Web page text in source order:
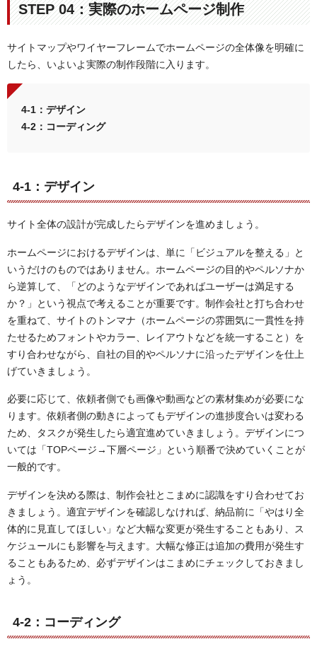
STEP 04：実際のホームページ制作
サイトマップやワイヤーフレームでホームページの全体像を明確に
したら、いよいよ実際の制作段階に入ります。
4-1：デザイン
4-2：コーディング
4-1：デザイン
サイト全体の設計が完成したらデザインを進めましょう。
ホームページにおけるデザインは、単に「ビジュアルを整える」と
いうだけのものではありません。ホームページの目的やペルソナか
ら逆算して、「どのようなデザインであればユーザーは満足する
か？」という視点で考えることが重要です。制作会社と打ち合わせ
を重ねて、サイトのトンマナ（ホームページの雰囲気に一貫性を持
たせるためフォントやカラー、レイアウトなどを統一すること）を
すり合わせながら、自社の目的やペルソナに沿ったデザインを仕上
げていきましょう。
必要に応じて、依頼者側でも画像や動画などの素材集めが必要にな
ります。依頼者側の動きによってもデザインの進捗度合いは変わる
ため、タスクが発生したら適宜進めていきましょう。デザインにつ
いては「TOPページ→下層ページ」という順番で決めていくことが
一般的です。
デザインを決める際は、制作会社とこまめに認識をすり合わせてお
きましょう。適宜デザインを確認しなければ、納品前に「やはり全
体的に見直してほしい」など大幅な変更が発生することもあり、ス
ケジュールにも影響を与えます。大幅な修正は追加の費用が発生す
ることもあるため、必ずデザインはこまめにチェックしておきまし
ょう。
4-2：コーディング